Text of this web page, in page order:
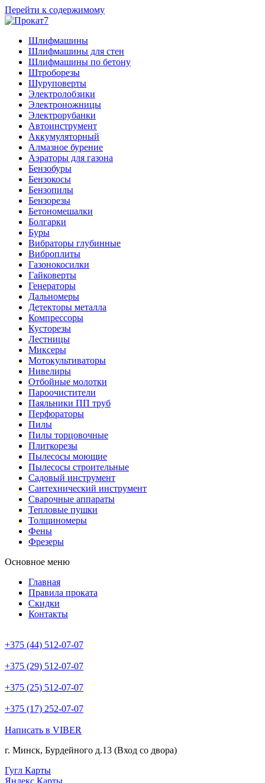
Перейти к содержимому
Шлифмашины
Шлифмашины для стен
Шлифмашины по бетону
Штроборезы
Шуруповерты
Электролобзики
Электроножницы
Электрорубанки
Автоинструмент
Аккумуляторный
Алмазное бурение
Аэраторы для газона
Бензобуры
Бензокосы
Бензопилы
Бензорезы
Бетономешалки
Болгарки
Буры
Вибраторы глубинные
Виброплиты
Газонокосилки
Гайковерты
Генераторы
Дальномеры
Детекторы металла
Компрессоры
Кусторезы
Лестницы
Миксеры
Мотокультиваторы
Нивелиры
Отбойные молотки
Пароочистители
Паяльники ПП труб
Перфораторы
Пилы
Пилы торцовочные
Плиткорезы
Пылесосы моющие
Пылесосы строительные
Садовый инструмент
Сантехнический инструмент
Сварочные аппараты
Тепловые пушки
Толщиномеры
Фены
Фрезеры
Основное меню
Главная
Правила проката
Скидки
Контакты
+375 (44) 512-07-07
+375 (29) 512-07-07
+375 (25) 512-07-07
+375 (17) 252-07-07
Написать в VIBER
г. Минск, Бурдейного д.13 (Вход со двора)
Гугл Карты
Яндекс Карты